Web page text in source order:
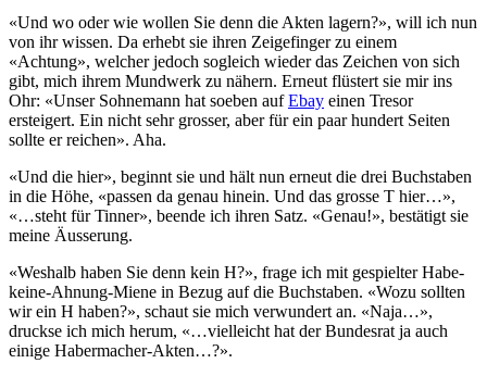
«Und wo oder wie wollen Sie denn die Akten lagern?», will ich nun
von ihr wissen. Da erhebt sie ihren Zeigefinger zu einem
«Achtung», welcher jedoch sogleich wieder das Zeichen von sich
gibt, mich ihrem Mundwerk zu nähern. Erneut flüstert sie mir ins
Ohr: «Unser Sohnemann hat soeben aufEbay einen Tresor
ersteigert. Ein nicht sehr grosser, aber für ein paar hundert Seiten
sollte er reichen». Aha.
«Und die hier», beginnt sie und hält nun erneut die drei Buchstaben
in die Höhe, «passen da genau hinein. Und das grosse T hier…»,
«…steht für Tinner», beende ich ihren Satz. «Genau!», bestätigt sie
meine Äusserung.
«Weshalb haben Sie denn kein H?», frage ich mit gespielter Habe-
keine-Ahnung-Miene in Bezug auf die Buchstaben. «Wozu sollten
wir ein H haben?», schaut sie mich verwundert an. «Naja…»,
druckse ich mich herum, «…vielleicht hat der Bundesrat ja auch
einige Habermacher-Akten…?».